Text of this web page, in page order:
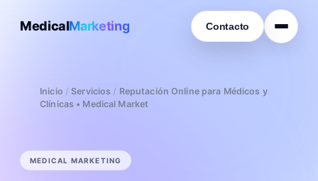
MedicalMarketing Contacto
Inicio / Servicios / Reputación Online para Médicos y
Clínicas • Medical Market
MEDICAL MARKETING